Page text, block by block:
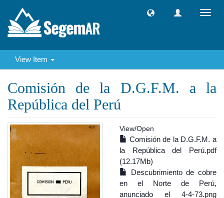
View Item
Comisión de la D.G.F.M. a la
República del Perú
View/Open
Comisión de la D.G.F.M. a
la República del Perú.pdf
(12.17Mb)
Descubrimiento de cobre
en el Norte de Perú,
anunciado el 4-4-73.png